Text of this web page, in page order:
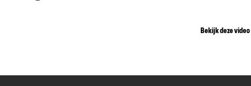
Bekijk deze video